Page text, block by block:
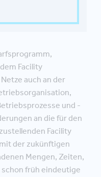
Facility
auch an der
und -
an die für den
Facility
der zukünftigen
Mengen, Zeiten,
schon früh eindeutige